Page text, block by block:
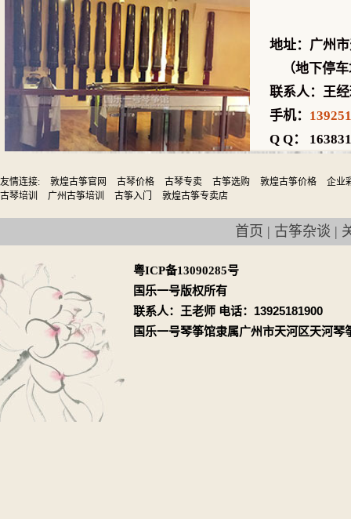
地址：广州
（地下停车
联系人：王
手机：
Q Q：
友情连接: 敦煌古筝官网 古琴价格 古琴专卖 古筝选购 敦煌古筝价格
企业
古琴培训
广州古筝培训 古筝入门 敦煌古筝专卖店
首页 | 古筝杂谈 |
粤ICP备13090285号
国乐一号版权所有
联系人：王老师 电话：13925181900
国乐一号琴筝馆隶属广州市天河区天河